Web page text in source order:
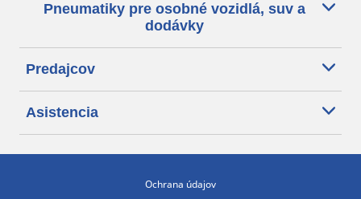
Pneumatiky pre osobné vozidlá, suv a
dodávky
Predajcov
Asistencia
Ochrana údajov